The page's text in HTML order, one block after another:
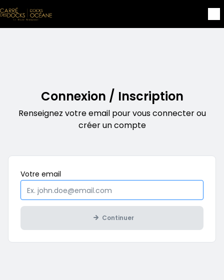
Aller au contenu principal
Connexion / Inscription
Renseignez votre email pour vous connecter ou
créer un compte
Votre email
Continuer